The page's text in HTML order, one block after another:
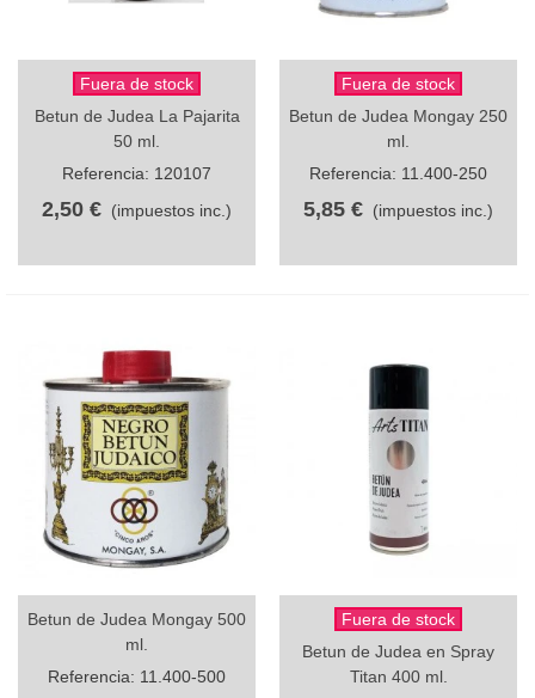
Fuera de stock
Betun de Judea La Pajarita
50 ml.
Referencia: 120107
2,50 € (impuestos inc.)
Fuera de stock
Betun de Judea Mongay 250
ml.
Referencia: 11.400-250
5,85 € (impuestos inc.)
Betun de Judea Mongay 500
ml.
Referencia: 11.400-500
Fuera de stock
Betun de Judea en Spray
Titan 400 ml.